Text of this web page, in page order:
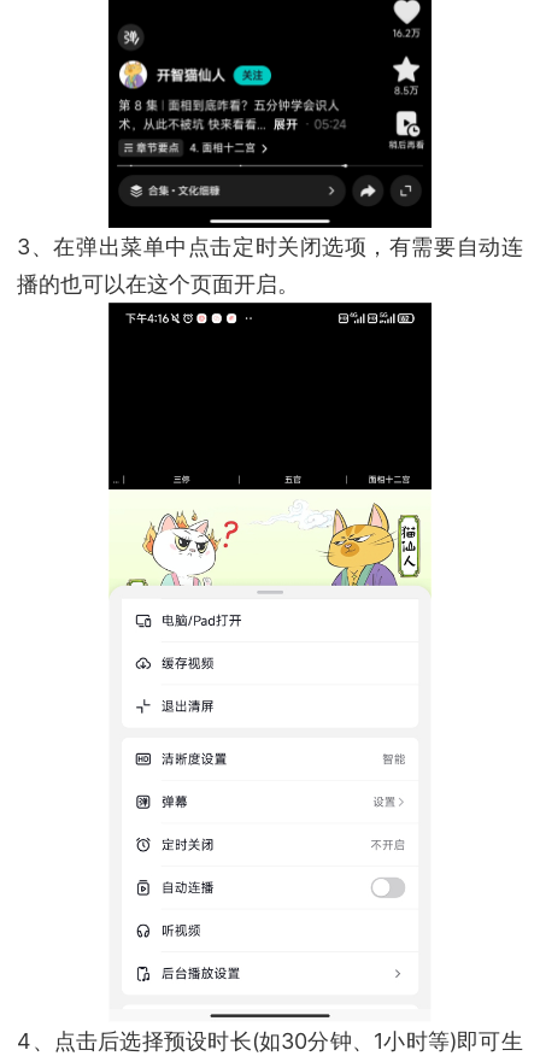
3、在弹出菜单中点击定时关闭选项，有需要自动连
播的也可以在这个页面开启。
4、点击后选择预设时长(如30分钟、1小时等)即可生